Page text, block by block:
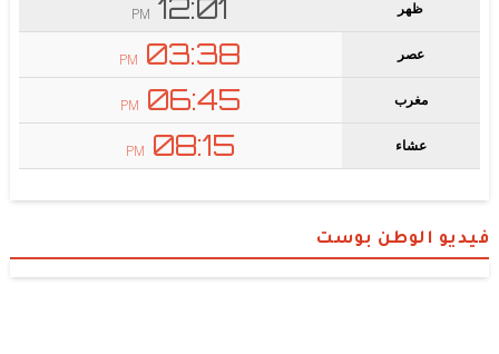
فيديو الوطن بوست